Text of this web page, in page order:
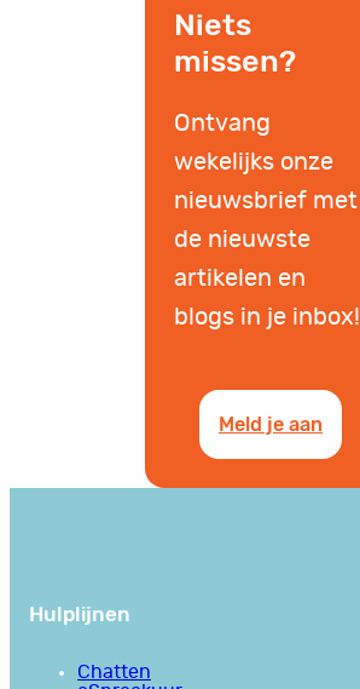
Niets
missen?
Ontvang
wekelijks onze
nieuwsbrief met
de nieuwste
artikelen en
blogs in je inbox!
Meld je aan
Hulplijnen
Chatten